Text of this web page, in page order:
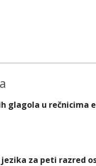
glagola u rečnicima
za peti razred